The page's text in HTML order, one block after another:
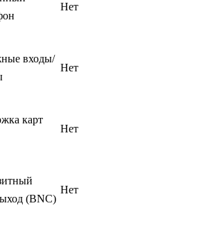
Нет
входы/
Нет
карт
Нет
(BNC)
Нет